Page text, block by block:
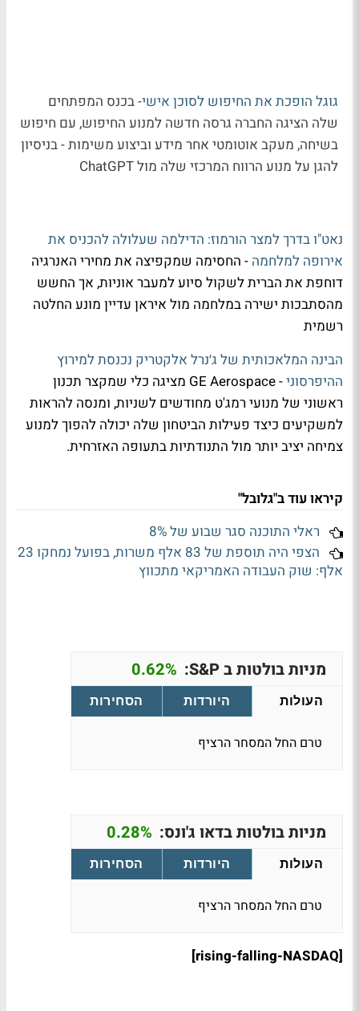
גוגל הופכת את החיפוש לסוכן אישי- בכנס המפתחים
שלה הציגה החברה גרסה חדשה למנוע החיפוש, עם חיפוש
בשיחה, מעקב אוטומטי אחר מידע וביצוע משימות - בניסיון
להגן על מנוע הרווח המרכזי שלה מול ChatGPT
נאט"ו בדרך למצר הורמוז: הדילמה שעלולה להכניס את
אירופה למלחמה - החסימה שמקפיצה את מחירי האנרגיה
דוחפת את הברית לשקול סיוע למעבר אוניות, אך החשש
מהסתבכות ישירה במלחמה מול איראן עדיין מונע החלטה
רשמית
הבינה המלאכותית של ג׳נרל אלקטריק נכנסת למירוץ
ההיפרסוני
- GE Aerospace מציגה כלי שמקצר תכנון
ראשוני של מנועי רמג'ט מחודשים לשניות, ומנסה להראות
למשקיעים כיצד פעילות הביטחון שלה יכולה להפוך למנוע
צמיחה יציב יותר מול התנודתיות בתעופה האזרחית.
קיראו עוד ב"גלובל"
ראלי התוכנה סגר שבוע של 8%
הצפי היה תוספת של 83 אלף משרות, בפועל נמחקו 23
אלף: שוק העבודה האמריקאי מתכווץ
מניות בולטות ב S&P: 0.62%
העולות היורדות הסחירות
טרם החל המסחר הרציף
מניות בולטות בדאו ג'ונס: 0.28%
העולות היורדות הסחירות
טרם החל המסחר הרציף
[rising-falling-NASDAQ]